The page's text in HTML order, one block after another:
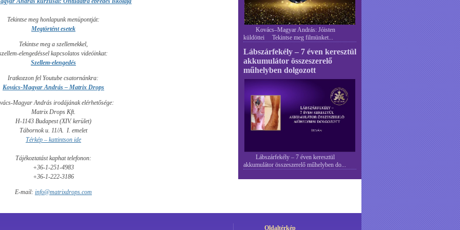
Tekintse meg honlapunk menüpontját:
Megtörtént esetek
Tekintse meg a szellemekkel,
elengedéssel kapcsolatos videóinkat:
Szellem-elengedés
Iratkozzon fel Youtube csatornánkra:
Kovács-Magyar András – Matrix Drops
Magyar András irodájának elérhetősége:
Matrix Drops Kft.
H-1143 Budapest (XIV. kerület)
Tábornok u. 11/A. I. emelet
Térkép – kattintson ide
Tájékoztatást kaphat telefonon:
+36-1-251-4983
+36-1-222-3186
E-mail: info@matrixdrops.com
Kovács–Magyar András: Jóisten
küldöttei Tekintse meg filmünket...
Lábszárfekély – 7 éven keresztül
akkumulátor összeszerelő
műhelyben dolgozott
Lábszárfekély – 7 éven keresztül
akkumulátor összeszerelő műhelyben do...
Oldaltérkép